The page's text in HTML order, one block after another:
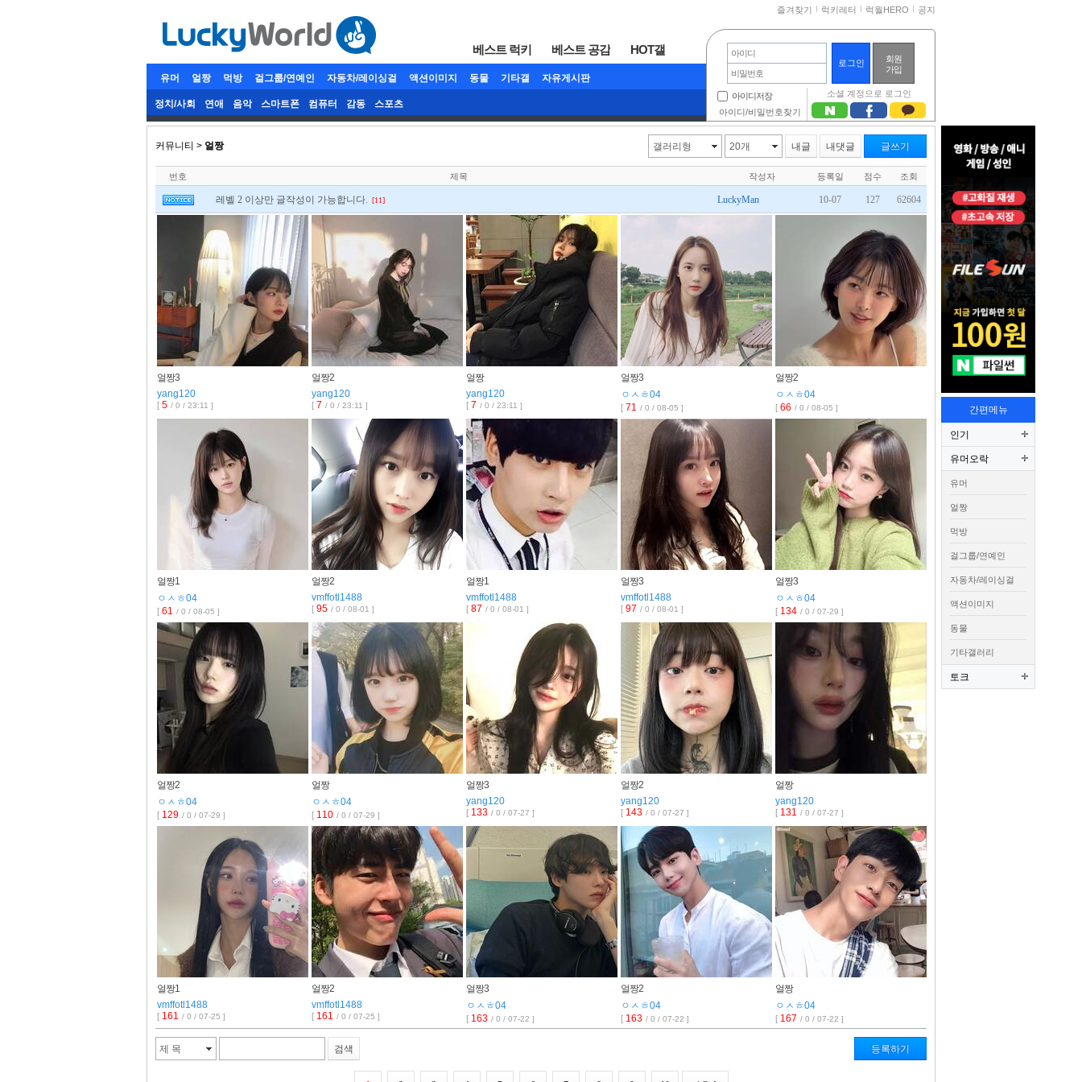
즐겨찾기 럭키레터 럭월HERO 공지
아이디
비밀번호
회원
가입
아이디저장
아이디/비밀번호찾기
소셜 계정으로 로그인
베스트 럭키 베스트 공감 HOT갤
유머 얼짱 먹방 걸그룹/연예인 자동차/레이싱걸 액션이미지 동물 기타갤 자유게시판
정치/사회 연애 음악 스마트폰 컴퓨터 감동 스포츠
간편메뉴
인기
유머오락
유머
얼짱
먹방
걸그룹/연예인
자동차/레이싱걸
액션이미지
동물
기타갤러리
토크
커뮤니티 > 얼짱 갤러리형 20개 내글 내댓글 글쓰기
번호 제목 작성자 등록일 점수 조회
레벨 2 이상만 글작성이 가능합니다. [11] LuckyMan 10-07 127 62604
얼짱3
yang120
[ 5 / 0 / 23:11 ]
얼짱2
yang120
[ 7 / 0 / 23:11 ]
얼짱
yang120
[ 7 / 0 / 23:11 ]
얼짱3
ㅇㅅㅎ04
[ 71 / 0 / 08-05 ]
얼짱2
ㅇㅅㅎ04
[ 66 / 0 / 08-05 ]
얼짱1
ㅇㅅㅎ04
[ 61 / 0 / 08-05 ]
얼짱2
vmffotl1488
[ 95 / 0 / 08-01 ]
얼짱1
vmffotl1488
[ 87 / 0 / 08-01 ]
얼짱3
vmffotl1488
[ 97 / 0 / 08-01 ]
얼짱3
ㅇㅅㅎ04
[ 134 / 0 / 07-29 ]
얼짱2
ㅇㅅㅎ04
[ 129 / 0 / 07-29 ]
얼짱
ㅇㅅㅎ04
[ 110 / 0 / 07-29 ]
얼짱3
yang120
[ 133 / 0 / 07-27 ]
얼짱2
yang120
[ 143 / 0 / 07-27 ]
얼짱
yang120
[ 131 / 0 / 07-27 ]
얼짱1
vmffotl1488
[ 161 / 0 / 07-25 ]
얼짱2
vmffotl1488
[ 161 / 0 / 07-25 ]
얼짱3
ㅇㅅㅎ04
[ 163 / 0 / 07-22 ]
얼짱2
ㅇㅅㅎ04
[ 163 / 0 / 07-22 ]
얼짱
ㅇㅅㅎ04
[ 167 / 0 / 07-22 ]
제 목 검색 등록하기